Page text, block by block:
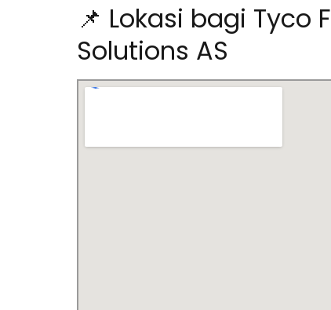
📌 Lokasi bagi Tyco
Solutions AS